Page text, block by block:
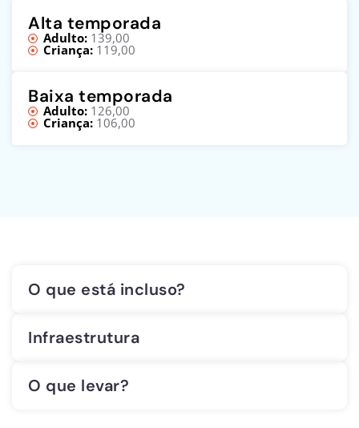
Alta temporada
Adulto: 139,00
Criança: 119,00
Baixa temporada
Adulto: 126,00
Criança: 106,00
O que está incluso?
Infraestrutura
O que levar?